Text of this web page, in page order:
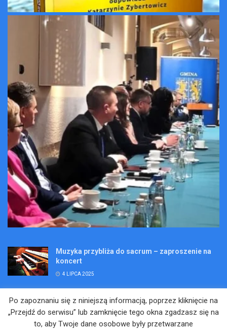
Muzyka przybliża do sacrum – zaproszenie na
koncert
4 LIPCA 2025
Kopalniane Ekspedycje
Po zapoznaniu się z niniejszą informacją, poprzez kliknięcie na
„Przejdź do serwisu” lub zamknięcie tego okna zgadzasz się na
to, aby Twoje dane osobowe były przetwarzane